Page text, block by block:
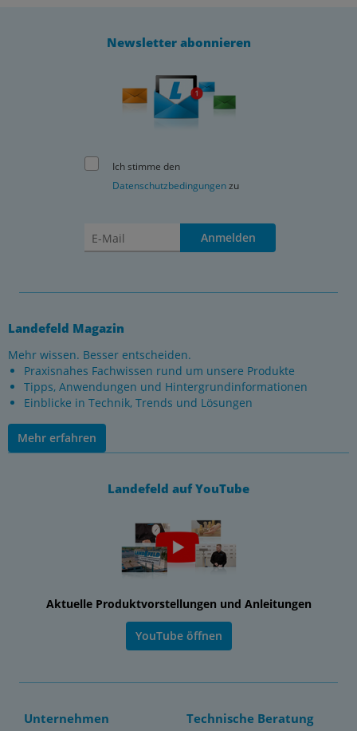
Newsletter abonnieren
Ich stimme den
Datenschutzbedingungenzu
Anmelden
Landefeld Magazin
Mehr wissen. Besser entscheiden.
Praxisnahes Fachwissen rund um unsere Produkte
Tipps, Anwendungen und Hintergrundinformationen
Einblicke in Technik, Trends und Lösungen
Mehr erfahren
Landefeld auf YouTube
Aktuelle Produktvorstellungen und Anleitungen
YouTube öffnen
Unternehmen Technische Beratung